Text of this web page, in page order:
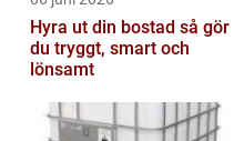
Hyra ut din bostad så gör
du tryggt, smart och
lönsamt